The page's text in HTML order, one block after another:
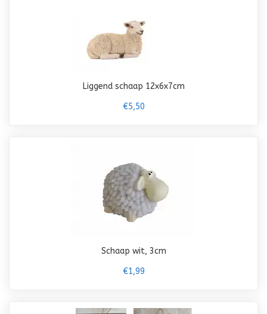
Liggend schaap 12x6x7cm
€5,50
Schaap wit, 3cm
€1,99